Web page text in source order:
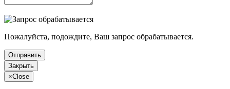
Пожалуйста, подождите, Ваш запрос обрабатывается.
Отправить
Закрыть
×Close